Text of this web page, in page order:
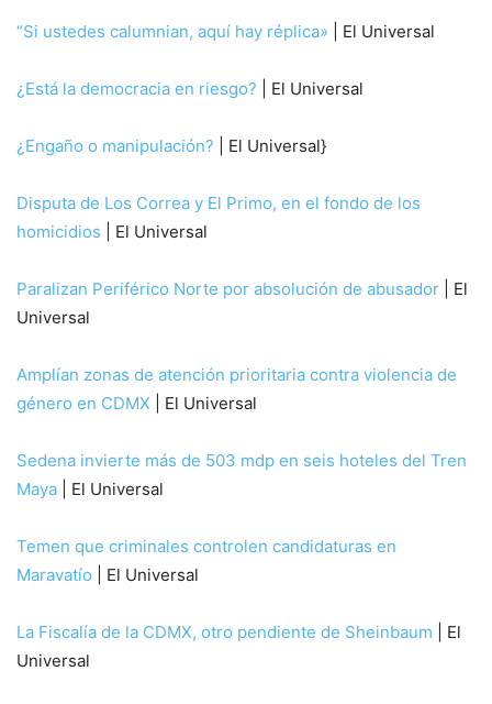
“Si ustedes calumnian, aquí hay réplica» | El Universal
¿Está la democracia en riesgo? | El Universal
¿Engaño o manipulación? | El Universal}
Disputa de Los Correa y El Primo, en el fondo de los
homicidios | El Universal
Paralizan Periférico Norte por absolución de abusador | El
Universal
Amplían zonas de atención prioritaria contra violencia de
género en CDMX | El Universal
Sedena invierte más de 503 mdp en seis hoteles del Tren
Maya | El Universal
Temen que criminales controlen candidaturas en
Maravatío | El Universal
La Fiscalía de la CDMX, otro pendiente de Sheinbaum | El
Universal